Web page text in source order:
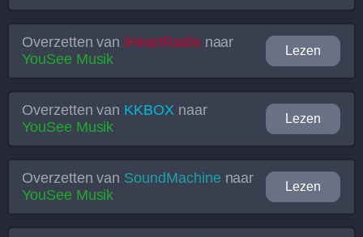
Overzetten van iHeartRadionaar
YouSee Musik
Lezen
Overzetten van KKBOXnaar
YouSee Musik
Lezen
Overzetten van SoundMachine naar
YouSee Musik
Lezen